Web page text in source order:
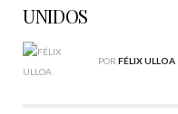
UNIDOS
POR FÉLIX ULLOA